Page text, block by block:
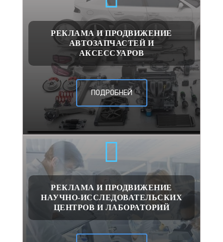
РЕКЛАМА И ПРОДВИЖЕНИЕ
АВТОЗАПЧАСТЕЙ И
АКСЕССУАРОВ
ПОДРОБНЕЙ
РЕКЛАМА И ПРОДВИЖЕНИЕ
НАУЧНО-ИССЛЕДОВАТЕЛЬСКИХ
ЦЕНТРОВ И ЛАБОРАТОРИЙ